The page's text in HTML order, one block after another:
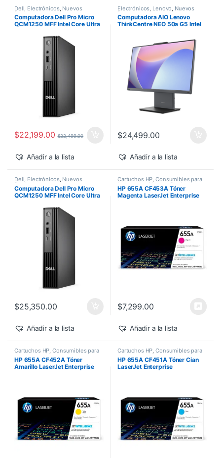
Dell Electrónicos, Nuevos
Productos
Computadora Dell Pro Micro
QCM1250 MFF Intel Core Ultra
Windows 11 Pro
$22,199.00 $22,499.00
Añadir a la lista
Electrónicos Lenovo Nuevos
Productos
Computadora AIO Lenovo
ThinkCentre NEO 50a G5 Intel
512GB SSD Windows 11 Pro
$24,499.00
Añadir a la lista
Dell, Electrónicos, Nuevos
Productos
Computadora Dell Pro Micro
QCM1250 MFF Intel Core Ultra
Windows 11 Pro
$25,350.00
Añadir a la lista
Cartuchos HP,Consumibles para
Impresoras,Nuevos Productos
Sobre Pedido,Toner Original
HP 655A CF453A Tóner
Magenta LaserJet Enterprise
$7,299.00
Añadir a la lista
Cartuchos HP,Consumibles para
Impresoras,Nuevos Productos
Sobre Pedido,Toner Original
HP 655A CF452A Tóner
Amarillo LaserJet Enterprise
Cartuchos HP,Consumibles para
Impresoras,Nuevos Productos
Sobre Pedido,Toner Original
HP 655A CF451A Tóner Cian
LaserJet Enterprise